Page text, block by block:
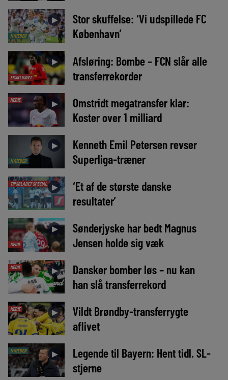
NYHEDER
►
Stor skuffelse: ‘Vi udspillede FC
København’
EKSKLUSIVT
►
Afsløring: Bombe – FCN slår alle
transferrekorder
MEDIE ►
Omstridt megatransfer klar:
Koster over 1 milliard
NYHEDER
►
Kenneth Emil Petersen revser
Superliga-træner
TIPSBLADET SPECIAL ►
‘Et af de største danske
resultater’
MEDIE
►
Sønderjyske har bedt Magnus
Jensen holde sig væk
MEDIE ►
Dansker bomber løs – nu kan
han slå transferrekord
MEDIE ►
Vildt Brøndby-transferrygte
aflivet
NYHEDER ►
Legende til Bayern: Hent tidl. SL-
stjerne